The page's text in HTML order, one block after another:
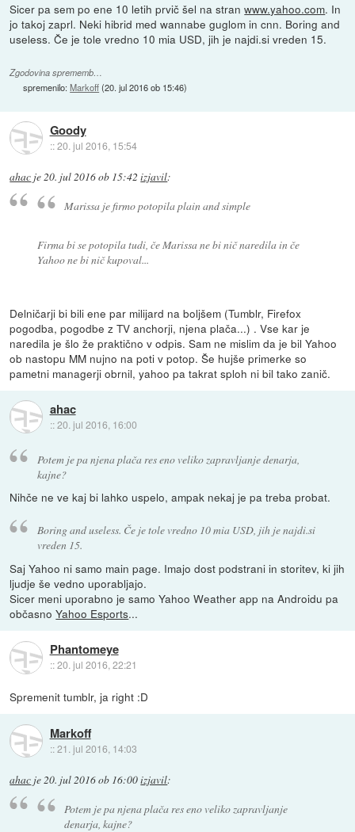
Sicer pa sem po ene 10 letih prvič šel na stranwww.yahoo.com. In
jo takoj zaprl. Neki hibrid med wannabe guglom in cnn. Boring and
useless. Če je tole vredno 10 mia USD, jih je najdi.si vreden 15.
Zgodovina sprememb…
spremenilo:Markoff(20. jul 2016 ob 15:46)
Goody
::20. jul 2016, 15:54
ahac je20. jul 2016 ob 15:42 izjavil:
Marissa je firmo potopila plain and simple
Firma bi se potopila tudi, če Marissa ne bi nič naredila in če
Yahoo ne bi nič kupoval...
Delničarji bi bili ene par milijard na boljšem (Tumblr, Firefox
pogodba, pogodbe z TV anchorji, njena plača...) . Vse kar je
naredila je šlo že praktično v odpis. Sam ne mislim da je bil Yahoo
ob nastopu MM nujno na poti v potop. Še hujše primerke so
pametni managerji obrnil, yahoo pa takrat sploh ni bil tako zanič.
ahac
::20. jul 2016, 16:00
Potem je pa njena plača res eno veliko zapravljanje denarja,
kajne?
Nihče ne ve kaj bi lahko uspelo, ampak nekaj je pa treba probat.
Boring and useless. Če je tole vredno 10 mia USD, jih je najdi.si
vreden 15.
Saj Yahoo ni samo main page. Imajo dost podstrani in storitev, ki jih
ljudje še vedno uporabljajo.
Sicer meni uporabno je samo Yahoo Weather app na Androidu pa
občasnoYahoo Esports...
Phantomeye
::20. jul 2016, 22:21
Spremenit tumblr, ja right :D
Markoff
::21. jul 2016, 14:03
ahac je20. jul 2016 ob 16:00izjavil:
Potem je pa njena plača res eno veliko zapravljanje
denarja, kajne?